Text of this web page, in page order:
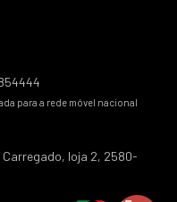
para a rede móvel nacional
loja 2, 2580-